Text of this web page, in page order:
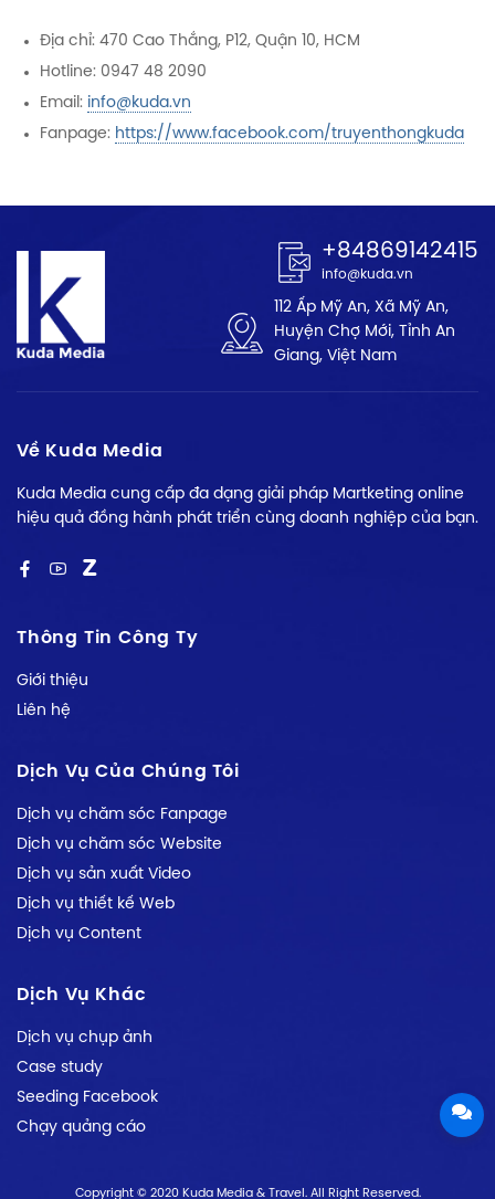
Địa chỉ: 470 Cao Thắng, P12, Quận 10, HCM
Hotline: 0947 48 2090
Email: info@kuda.vn
Fanpage: https://www.facebook.com/truyenthongkuda
+84869142415
info@kuda.vn
112 Ấp Mỹ An, Xã Mỹ An,
Huyện Chợ Mới, Tỉnh An
Giang, Việt Nam
Về Kuda Media
Kuda Media cung cấp đa dạng giải pháp Martketing online
hiệu quả đồng hành phát triển cùng doanh nghiệp của bạn.
Thông Tin Công Ty
Giới thiệu
Liên hệ
Dịch Vụ Của Chúng Tôi
Dịch vụ chăm sóc Fanpage
Dịch vụ chăm sóc Website
Dịch vụ sản xuất Video
Dịch vụ thiết kế Web
Dịch vụ Content
Dịch Vụ Khác
Dịch vụ chụp ảnh
Case study
Seeding Facebook
Chạy quảng cáo
Copyright © 2020 Kuda Media & Travel. All Right Reserved.